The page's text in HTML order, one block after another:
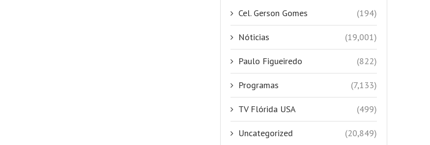
Cel. Gerson Gomes (194)
Nóticias (19,001)
Paulo Figueiredo (822)
Programas (7,133)
TV Flórida USA (499)
Uncategorized (20,849)